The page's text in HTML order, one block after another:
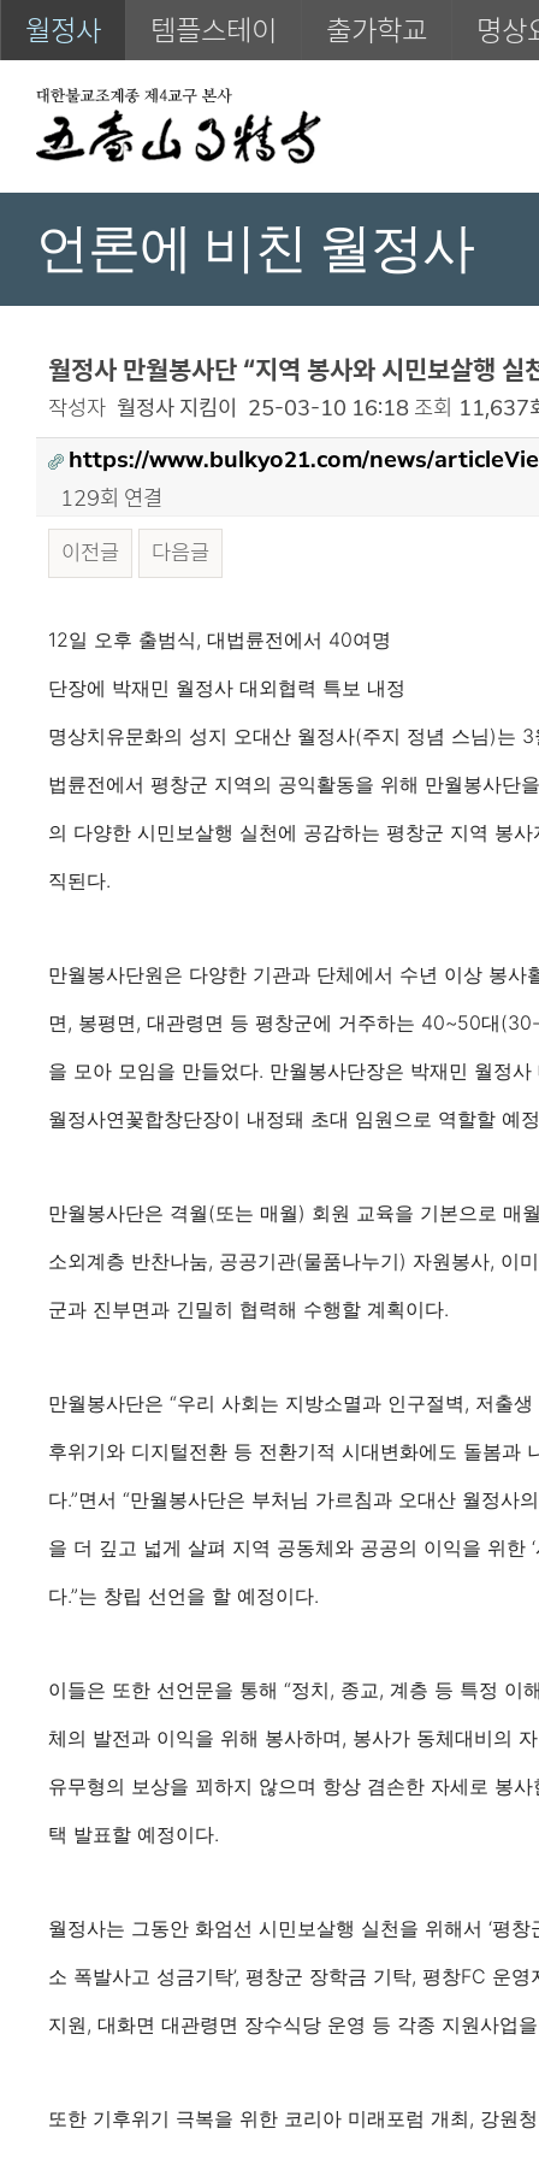
월정사 템플스테이 출가학교 명상
언론에 비친 월정사
월정사 만월봉사단 “지역 봉사와 시민보살행 실
작성자 월정사 지킴이 25-03-10 16:18 조회 11,637
https://www.bulkyo21.com/news/
129회 연결
이전글
다음글
12일 오후 출범식, 대법륜전에서 40여명
단장에 박재민 월정사 대외협력 특보 내정
명상치유문화의 성지 오대산 월정사(주지 정념 스님)는
법륜전에서 평창군 지역의 공익활동을 위해 만월봉사단
의 다양한 시민보살행 실천에 공감하는 평창군 지역 봉
직된다.
만월봉사단원은 다양한 기관과 단체에서 수년 이상 봉사
면, 봉평면, 대관령면 등 평창군에 거주하는 40~50대
을 모아 모임을 만들었다. 만월봉사단장은 박재민 월정
월정사연꽃합창단장이 내정돼 초대 임원으로 역할할 예
만월봉사단은 격월(또는 매월) 회원 교육을 기본으로 매
소외계층 반찬나눔, 공공기관(물품나누기) 자원봉사, 이
군과 진부면과 긴밀히 협력해 수행할 계획이다.
만월봉사단은 “우리 사회는 지방소멸과 인구절벽, 저출
후위기와 디지털전환 등 전환기적 시대변화에도 돌봄과
다.”면서 “만월봉사단은 부처님 가르침과 오대산 월정사
을 더 깊고 넓게 살펴 지역 공동체와 공공의 이익을 위한
다.”는 창립 선언을 할 예정이다.
이들은 또한 선언문을 통해 “정치, 종교, 계층 등 특정 이
체의 발전과 이익을 위해 봉사하며, 봉사가 동체대비의
유무형의 보상을 꾀하지 않으며 항상 겸손한 자세로 봉
택 발표할 예정이다.
월정사는 그동안 화엄선 시민보살행 실천을 위해서 ‘평창
소 폭발사고 성금기탁’, 평창군 장학금 기탁, 평창FC 운
지원, 대화면 대관령면 장수식당 운영 등 각종 지원사업
또한 기후위기 극복을 위한 코리아 미래포럼 개최, 강원